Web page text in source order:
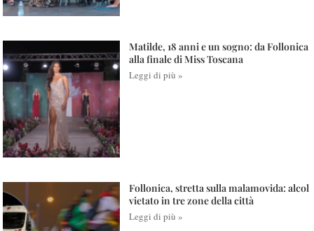
Matilde, 18 anni e un sogno: da Follonica
alla finale di Miss Toscana
Leggi di più »
Follonica, stretta sulla malamovida: alcol
vietato in tre zone della città
Leggi di più »